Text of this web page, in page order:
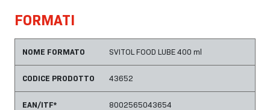
FORMATI
NOME FORMATO SVITOL FOOD LUBE 400 ml
CODICE PRODOTTO 43652
EAN/ITF* 8002565043654